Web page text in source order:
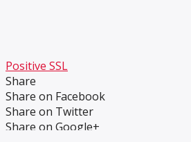
Positive SSL
Share
Share on Facebook
Share on Twitter
Share on Google+